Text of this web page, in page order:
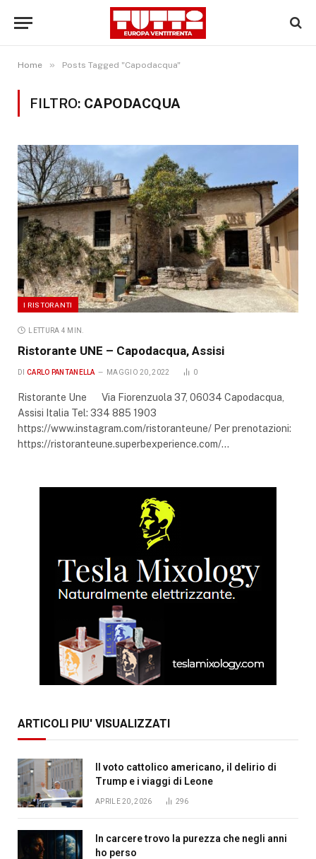
Home » Posts Tagged "Capodacqua"
FILTRO: CAPODACQUA
I RISTORANTI
LETTURA 4 MIN.
Ristorante UNE – Capodacqua, Assisi
DI CARLO PANTANELLA MAGGIO 20, 2022 0
Ristorante Une Via Fiorenzuola 37, 06034 Capodacqua,
Assisi Italia Tel: 334 885 1903
https://www.instagram.com/ristoranteune/ Per prenotazioni:
https://ristoranteune.superbexperience.com/…
ARTICOLI PIU' VISUALIZZATI
Il voto cattolico americano, il delirio di
Trump e i viaggi di Leone
APRILE 20, 2026 296
In carcere trovo la purezza che negli anni
ho perso